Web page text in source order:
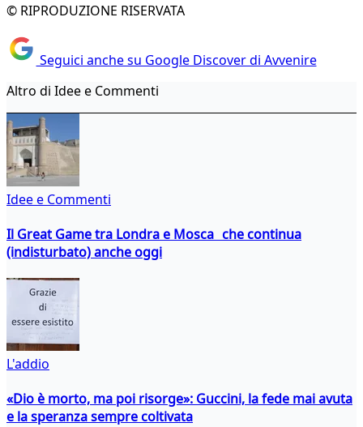
© RIPRODUZIONE RISERVATA
Seguici anche su Google Discover di Avvenire
Altro di Idee e Commenti
Idee e Commenti
Il Great Game tra Londra e Mosca che continua
(indisturbato) anche oggi
L'addio
«Dio è morto, ma poi risorge»: Guccini, la fede mai avuta
e la speranza sempre coltivata